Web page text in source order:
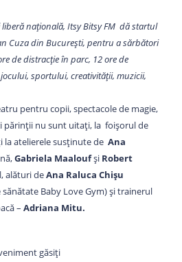
naţională, Itsy Bitsy FM dă startul
Cuza din Bucureşti, pentru a sărbători
de distracţie în parc, 12 ore de
sportului, creativităţii, muzicii,
pentru copii, spectacole de magie,
părinții nu sunt uitați, la foişorul de
la atelierele susținute de Ana
Gabriela Maaloufşi Robert
alături deAna Raluca Chişu
Baby Love Gym) şi trainerul
– Adriana Mitu.
găsiți